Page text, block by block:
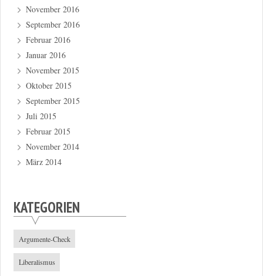
November 2016
September 2016
Februar 2016
Januar 2016
November 2015
Oktober 2015
September 2015
Juli 2015
Februar 2015
November 2014
März 2014
KATEGORIEN
Argumente-Check
Liberalismus